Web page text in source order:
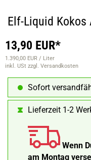
Elf-Liquid
13,90 EUR*
1.390,00 EUR / Liter
inkl. USt zzgl. Versandkosten
Sofort
Lieferzeit 1-2
Wenn
am Montag